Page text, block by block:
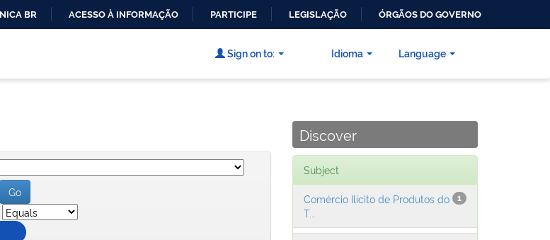
CONTEÚDO
BR ACESSO À INFORMAÇÃO PARTICIPE LEGISLAÇÃO ÓRGÃOS DO GOVERNO
Language
Sign on to: Idioma
Discover
Subject
1
Comércio Ilícito de Produtos do
T...